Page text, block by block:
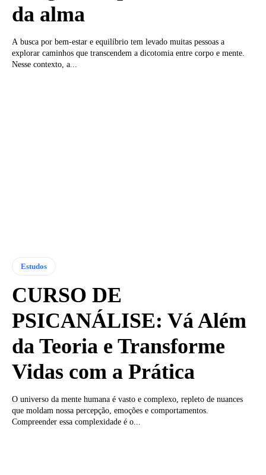
da alma
A busca por bem-estar e equilíbrio tem levado muitas pessoas a
explorar caminhos que transcendem a dicotomia entre corpo e mente.
Nesse contexto, a...
Estudos
CURSO DE
PSICANÁLISE: Vá Além
da Teoria e Transforme
Vidas com a Prática
O universo da mente humana é vasto e complexo, repleto de nuances
que moldam nossa percepção, emoções e comportamentos.
Compreender essa complexidade é o...